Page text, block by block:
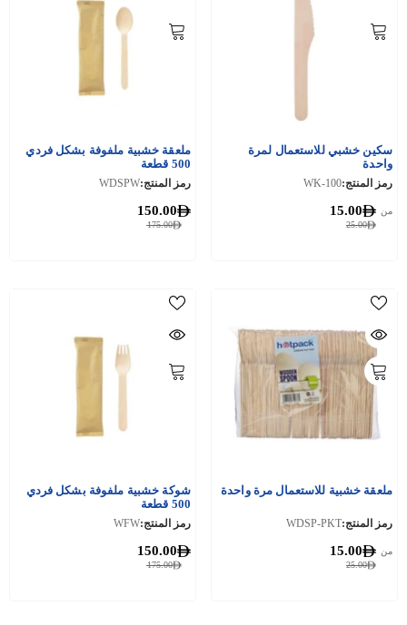
سكين خشبي للاستعمال لمرة
واحدة
رمز المنتج:WK-100
25.00
من 15.00
ملعقة خشبية ملفوفة بشكل فردي
500 قطعة
رمز المنتج:WDSPW
175.00
150.00
ملعقة خشبية للاستعمال مرة واحدة
رمز المنتج:WDSP-PKT
25.00
من 15.00
شوكة خشبية ملفوفة بشكل فردي
500 قطعة
رمز المنتج:WFW
175.00
150.00